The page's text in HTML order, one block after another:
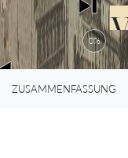
0%
ZUSAMMENFASSUNG